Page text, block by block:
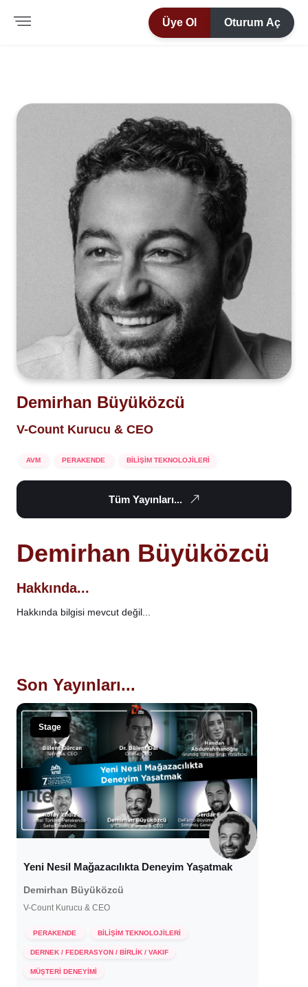
Üye Ol Oturum Aç
Demirhan Büyüközcü
V-Count Kurucu & CEO
AVM PERAKENDE BİLİŞİM TEKNOLOJİLERİ
Tüm Yayınları...
Demirhan Büyüközcü
Hakkında...
Hakkında bilgisi mevcut değil...
Son Yayınları...
Stage
Yeni Nesil Mağazacılıkta Deneyim Yaşatmak
Demirhan Büyüközcü
V-Count Kurucu & CEO
PERAKENDE BİLİŞİM TEKNOLOJİLERİ
DERNEK / FEDERASYON / BİRLİK / VAKIF
MÜŞTERİ DENEYİMİ